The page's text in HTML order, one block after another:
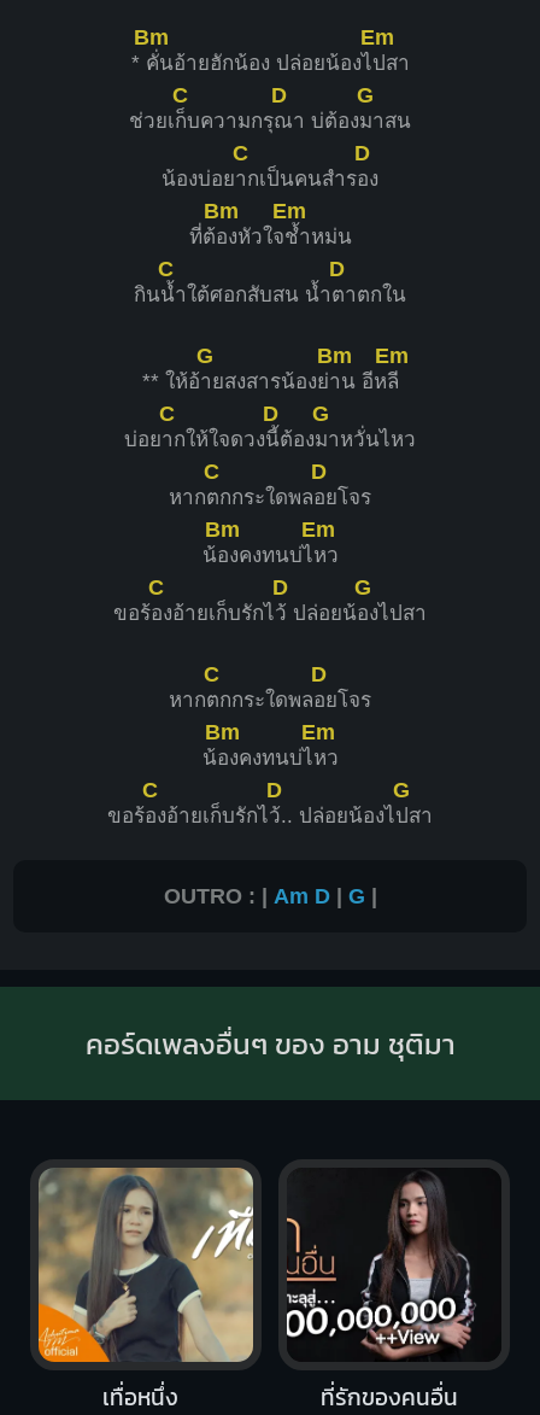
*
Bm
คั่นอ้ายฮักน้อง ปล่อยน้องไ
Em
ปสา
ช่วยเ
C
ก็บความกรุ
D
ณา บ่ต้อง
G
มาสน
น้องบ่อย
C
ากเป็นคนสำร
D
อง
ที่ต้
Bm
องหัวใจ
Em
ช้ำหม่น
กิน
C
น้ำใต้ศอกสับสน น้ำ
D
ตาตกใน
** ให้อ้
G
ายสงสารน้องย่
Bm
าน อีห
Em
ลี
บ่อย
C
ากให้ใจดวง
D
นี้ต้อง
G
มาหวั่นไหว
หาก
C
ตกกระใดพล
D
อยโจร
น้
Bm
องคงทนบ่ไ
Em
หว
ขอร้
C
องอ้ายเก็บรักไ
D
ว้ ปล่อยน้
G
องไปสา
หาก
C
ตกกระใดพล
D
อยโจร
น้
Bm
องคงทนบ่ไ
Em
หว
ขอร้
C
องอ้ายเก็บรักไ
D
ว้.. ปล่อยน้องไ
G
ปสา
OUTRO : | Am D| G |
คอร์ดเพลงอื่นๆ ของ อาม ชุติมา
เทื่อหนึ่ง ที่รักของคนอื่น